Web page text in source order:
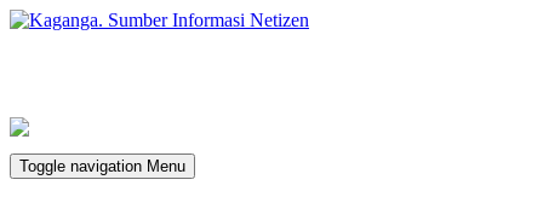
Toggle navigation Menu